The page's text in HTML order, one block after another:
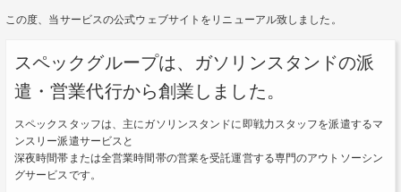
この度、当サービスの公式ウェブサイトをリニューアル致しました。
スペックグループは、ガソリンスタンドの派
遣・営業代行から創業しました。
スペックスタッフは、主にガソリンスタンドに即戦力スタッフを派遣するマ
ンスリー派遣サービスと
深夜時間帯または全営業時間帯の営業を受託運営する専門のアウトソーシン
グサービスです。